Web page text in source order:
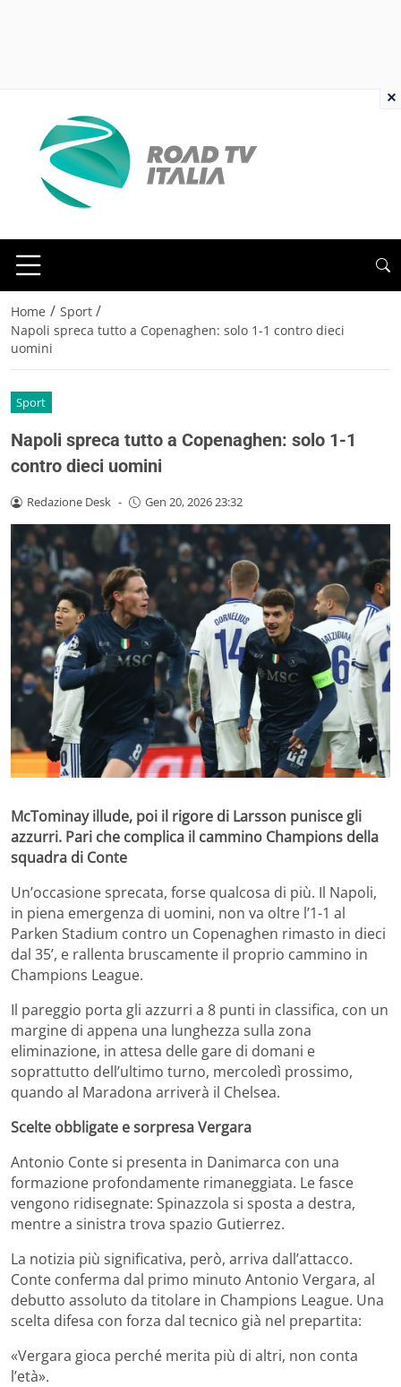
Home / Sport /
Napoli spreca tutto a Copenaghen: solo 1-1 contro dieci
uomini
Sport
Napoli spreca tutto a Copenaghen: solo 1-1
contro dieci uomini
Redazione Desk - Gen 20, 2026 23:32
McTominay illude, poi il rigore di Larsson punisce gli
azzurri. Pari che complica il cammino Champions della
squadra di Conte
Un’occasione sprecata, forse qualcosa di più. Il Napoli,
in piena emergenza di uomini, non va oltre l’1-1 al
Parken Stadium contro un Copenaghen rimasto in dieci
dal 35’, e rallenta bruscamente il proprio cammino in
Champions League.
Il pareggio porta gli azzurri a 8 punti in classifica, con un
margine di appena una lunghezza sulla zona
eliminazione, in attesa delle gare di domani e
soprattutto dell’ultimo turno, mercoledì prossimo,
quando al Maradona arriverà il Chelsea.
Scelte obbligate e sorpresa Vergara
Antonio Conte si presenta in Danimarca con una
formazione profondamente rimaneggiata. Le fasce
vengono ridisegnate: Spinazzola si sposta a destra,
mentre a sinistra trova spazio Gutierrez.
La notizia più significativa, però, arriva dall’attacco.
Conte conferma dal primo minuto Antonio Vergara, al
debutto assoluto da titolare in Champions League. Una
scelta difesa con forza dal tecnico già nel prepartita:
«Vergara gioca perché merita più di altri, non conta
l’età».
×